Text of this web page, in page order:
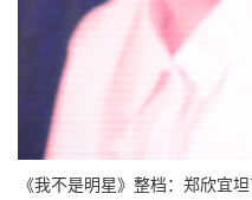
《我不是明星》整档：郑欣宜